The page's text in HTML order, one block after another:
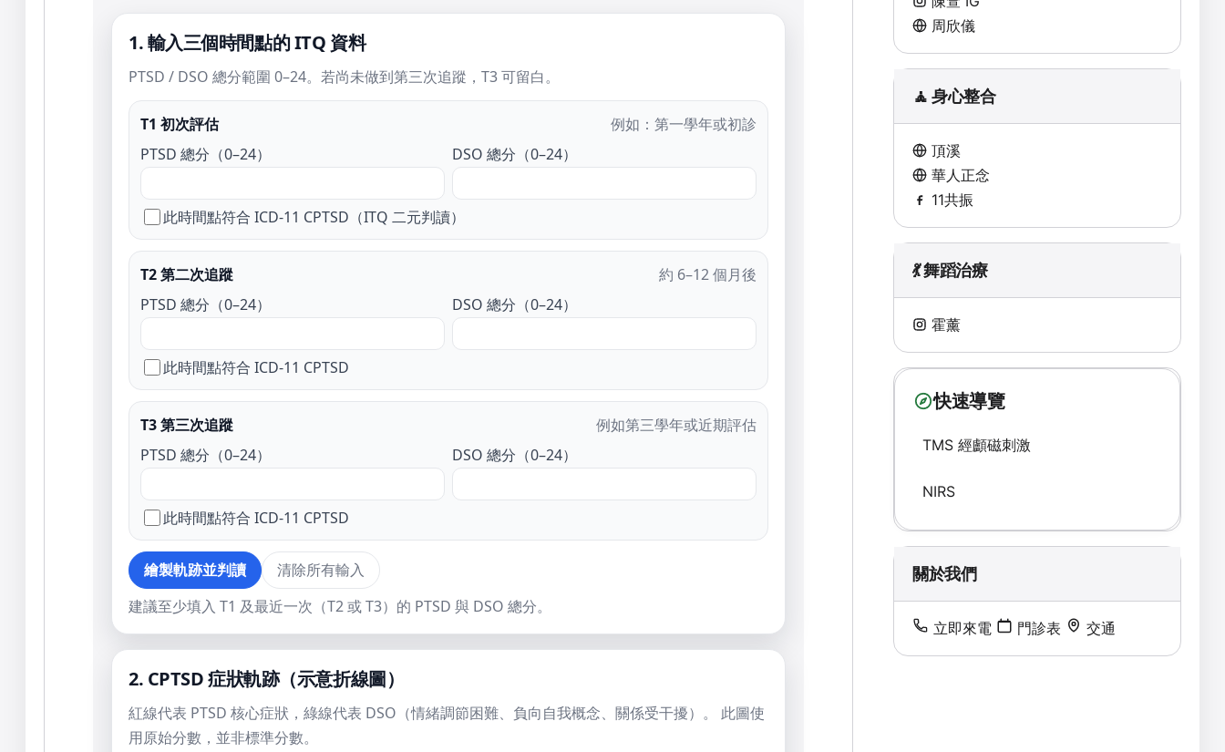
1. 輸入三個時間點的 ITQ 資料
PTSD / DSO 總分範圍 0–24。若尚未做到第三次追蹤，T3 可留白。
T1 初次評估
例如：第一學年或初診
PTSD 總分（0–24）
DSO 總分（0–24）
此時間點符合 ICD-11 CPTSD（ITQ 二元判讀）
T2 第二次追蹤
約 6–12 個月後
PTSD 總分（0–24）
DSO 總分（0–24）
此時間點符合 ICD-11 CPTSD
T3 第三次追蹤
例如第三學年或近期評估
PTSD 總分（0–24）
DSO 總分（0–24）
此時間點符合 ICD-11 CPTSD
繪製軌跡並判讀
清除所有輸入
建議至少填入 T1 及最近一次（T2 或 T3）的 PTSD 與 DSO 總分。
2. CPTSD 症狀軌跡（示意折線圖）
紅線代表 PTSD 核心症狀，綠線代表 DSO（情緒調節困難、負向自我概念、關係受干擾）。 此圖使
用原始分數，並非標準分數。
周欣儀
🧘 身心整合
頂溪
華人正念
11共振
💃 舞蹈治療
霍薰
快速導覽
TMS 經顱磁刺激
NIRS
關於我們
立即來電 門診表 交通